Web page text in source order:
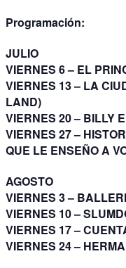
Programación:
JULIO
VIERNES 6 – EL
VIERNES 13 – LA
LAND)
VIERNES 20 – BILLY
VIERNES 27 –
QUE LE ENSEÑO A
AGOSTO
VIERNES 3 –
VIERNES 10 –
VIERNES 17 –
VIERNES 24 –